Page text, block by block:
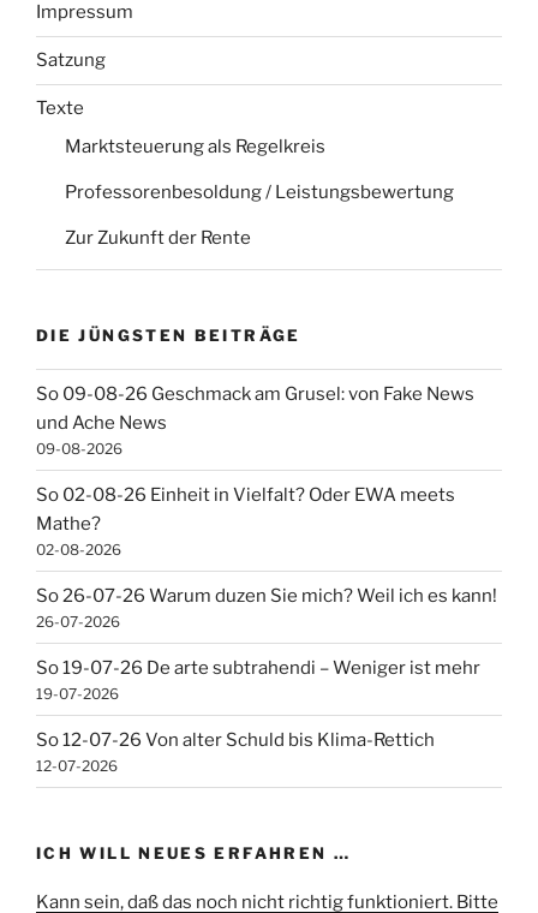
Impressum
Satzung
Texte
Marktsteuerung als Regelkreis
Professorenbesoldung / Leistungsbewertung
Zur Zukunft der Rente
DIE JÜNGSTEN BEITRÄGE
So 09-08-26 Geschmack am Grusel: von Fake News
und Ache News
09-08-2026
So 02-08-26 Einheit in Vielfalt? Oder EWA meets
Mathe?
02-08-2026
So 26-07-26 Warum duzen Sie mich? Weil ich es kann!
26-07-2026
So 19-07-26 De arte subtrahendi – Weniger ist mehr
19-07-2026
So 12-07-26 Von alter Schuld bis Klima-Rettich
12-07-2026
ICH WILL NEUES ERFAHREN …
Kann sein, daß das noch nicht richtig funktioniert. Bitte